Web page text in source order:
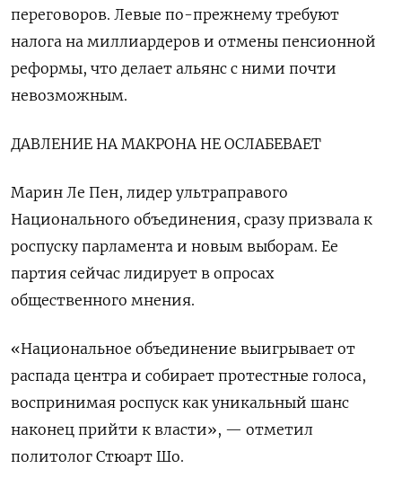
переговоров. Левые по-прежнему требуют
налога на миллиардеров и отмены пенсионной
реформы, что делает альянс с ними почти
невозможным.
ДАВЛЕНИЕ НА МАКРОНА НЕ ОСЛАБЕВАЕТ
Марин Ле Пен, лидер ультраправого
Национального объединения, сразу призвала к
роспуску парламента и новым выборам. Ее
партия сейчас лидирует в опросах
общественного мнения.
«Национальное объединение выигрывает от
распада центра и собирает протестные голоса,
воспринимая роспуск как уникальный шанс
наконец прийти к власти», — отметил
политолог Стюарт Шо.